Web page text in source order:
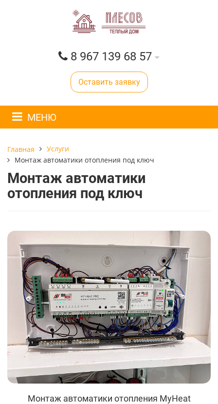
8 967 139 68 57
Оставить заявку
МЕНЮ
Главная
Услуги
Монтаж автоматики отопления под ключ
Монтаж автоматики
отопления под ключ
Монтаж автоматики отопления MyHeat